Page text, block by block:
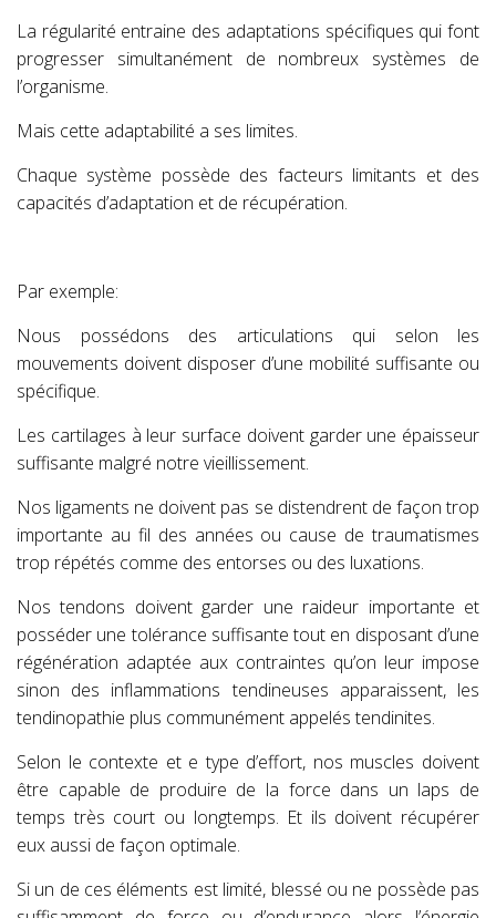
La régularité entraine des adaptations spécifiques qui font
progresser simultanément de nombreux systèmes de
l’organisme.
Mais cette adaptabilité a ses limites.
Chaque système possède des facteurs limitants et des
capacités d’adaptation et de récupération.
Par exemple:
Nous possédons des articulations qui selon les
mouvements doivent disposer d’une mobilité suffisante ou
spécifique.
Les cartilages à leur surface doivent garder une épaisseur
suffisante malgré notre vieillissement.
Nos ligaments ne doivent pas se distendrent de façon trop
importante au fil des années ou cause de traumatismes
trop répétés comme des entorses ou des luxations.
Nos tendons doivent garder une raideur importante et
posséder une tolérance suffisante tout en disposant d’une
régénération adaptée aux contraintes qu’on leur impose
sinon des inflammations tendineuses apparaissent, les
tendinopathie plus communément appelés tendinites.
Selon le contexte et e type d’effort, nos muscles doivent
être capable de produire de la force dans un laps de
temps très court ou longtemps. Et ils doivent récupérer
eux aussi de façon optimale.
Si un de ces éléments est limité, blessé ou ne possède pas